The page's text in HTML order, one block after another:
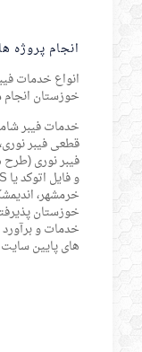
انجام پروژه
انواع خدمات
خوزستان انجام
خدمات فیبر
قطعی فیبر
خرمشهر،
خوزستان
خدمات و برآورد
های پایین